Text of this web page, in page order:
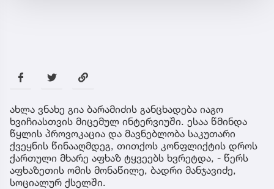
ახლა ვნახე გია ბარამიძის განცხადება იაგო
ხვიჩიასთვის მიცემულ ინტერვიუში. ესაა წმინდა
წყლის პროვოკაცია და მავნებლობა საკუთარი
ქვეყნის წინააღმდეგ, თითქოს კონფლიქტის დროს
ქართული მხარე აფხაზ ტყვეებს ხვრეტდა, - წერს
აფხაზეთის ომის მონაწილე, ბადრი მანჯავიძე,
სოციალურ ქსელში.